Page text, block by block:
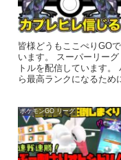
皆様どうもここぺりGO
います。 スーパーリ
トルを配信しています
ら最高ランクになるため
ポケモンGO リーグ